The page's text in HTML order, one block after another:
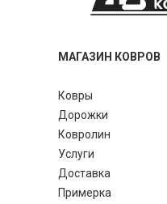
МАГАЗИН КОВРОВ
Ковры
Дорожки
Ковролин
Услуги
Доставка
Примерка